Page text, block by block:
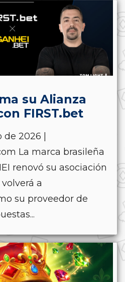
su Alianza
FIRST.bet
de 2026 |
La marca brasileña
renovó su asociación
a
su proveedor de